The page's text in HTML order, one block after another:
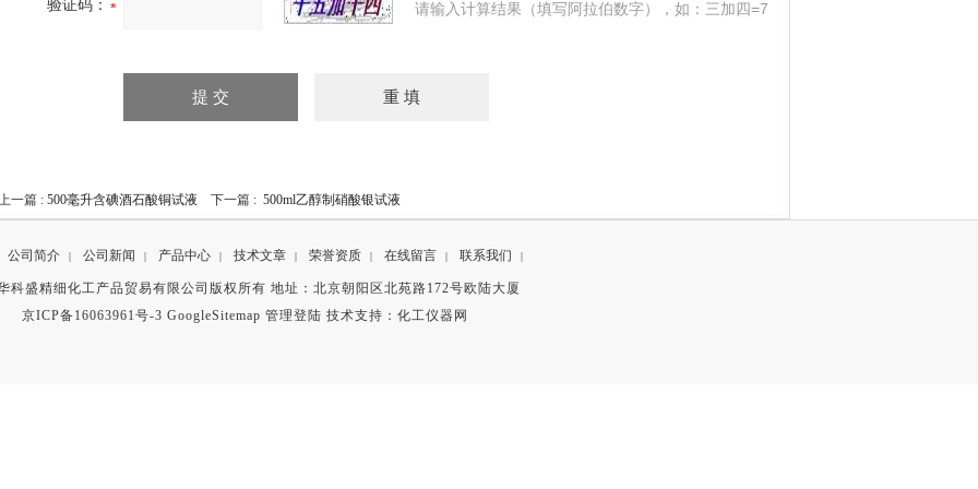
验证码： 请输入计算结果（填写阿拉伯数字），如：三加四=7
一篇 : 500毫升含碘酒石酸铜试液 下一篇 : 500ml乙醇制硝酸银试液
公司简介 | 公司新闻 | 产品中心 | 技术文章 | 荣誉资质 | 在线留言 | 联系我们 |
科盛精细化工产品贸易有限公司版权所有 地址：北京朝阳区北苑路172号欧陆大厦
京ICP备16063961号-3 GoogleSitemap 管理登陆 技术支持： 化工仪器网